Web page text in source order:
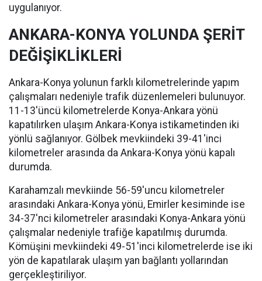
uygulanıyor.
ANKARA-KONYA YOLUNDA ŞERİT
DEĞİŞİKLİKLERİ
Ankara-Konya yolunun farklı kilometrelerinde yapım
çalışmaları nedeniyle trafik düzenlemeleri bulunuyor.
11-13'üncü kilometrelerde Konya-Ankara yönü
kapatılırken ulaşım Ankara-Konya istikametinden iki
yönlü sağlanıyor. Gölbek mevkiindeki 39-41'inci
kilometreler arasında da Ankara-Konya yönü kapalı
durumda.
Karahamzalı mevkiinde 56-59'uncu kilometreler
arasındaki Ankara-Konya yönü, Emirler kesiminde ise
34-37'nci kilometreler arasındaki Konya-Ankara yönü
çalışmalar nedeniyle trafiğe kapatılmış durumda.
Kömüşini mevkiindeki 49-51'inci kilometrelerde ise iki
yön de kapatılarak ulaşım yan bağlantı yollarından
gerçekleştiriliyor.